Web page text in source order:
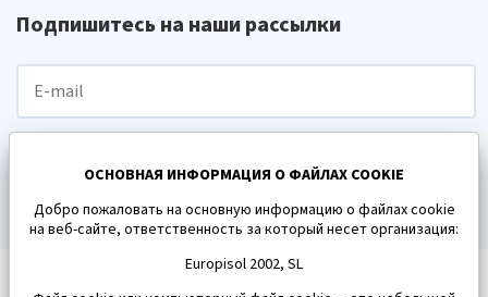
Подпишитесь на наши рассылки
ПОДПИСАТЬСЯ
ОСНОВНАЯ ИНФОРМАЦИЯ О ФАЙЛАХ COOKIE
Добро пожаловать на основную информацию о файлах cookie
на веб-сайте, ответственность за который несет организация:
Europisol 2002, SL